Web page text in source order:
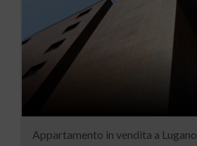
Appartamento in vendita a Lugano